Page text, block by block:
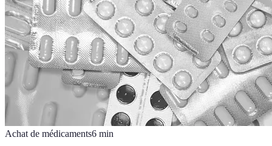
Achat de médicaments6 min